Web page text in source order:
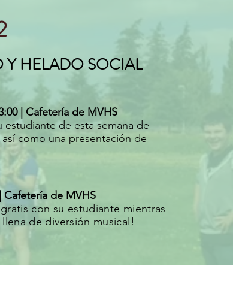
Y HELADO SOCIAL
| Cafetería de MVHS
estudiante de esta semana de
como una presentación de
de MVHS
con su estudiante mientras
de diversión musical!